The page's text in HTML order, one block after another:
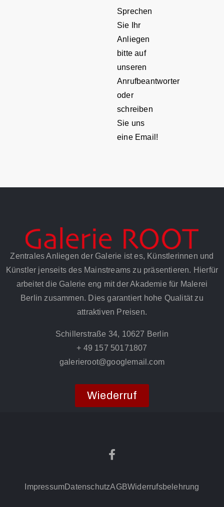
Sprechen
Sie Ihr
Anliegen
bitte auf
unseren
Anrufbeantworter
oder
schreiben
Sie uns
eine Email!
Zentrales Anliegen der Galerie ist es, Künstlerinnen und
Künstler jenseits des Mainstreams zu präsentieren. Hierfür
arbeitet die Galerie eng mit der Akademie für Malerei
Berlin zusammen. Dies garantiert hohe Qualität zu
attraktiven Preisen.
Schillerstraße 34, 10627 Berlin
+ 49 157 50171807
galerieroot@googlemail.com
Wiederruf
ImpressumDatenschutzAGBWiderrufsbelehrung